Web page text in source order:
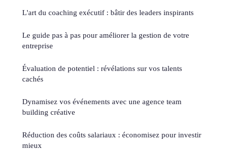
L'art du coaching exécutif : bâtir des leaders inspirants
Le guide pas à pas pour améliorer la gestion de votre
entreprise
Évaluation de potentiel : révélations sur vos talents
cachés
Dynamisez vos événements avec une agence team
building créative
Réduction des coûts salariaux : économisez pour investir
mieux